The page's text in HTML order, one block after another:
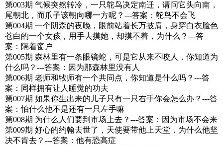
第003期 气候突然转冷，一只鸵鸟决定南迁，请问它头向南，
尾朝北，而爪子该朝向哪一方呢？---答案：鸵鸟不会飞
第004期 一个阴森的夜晚，眼前站着长万披肩，身穿白衣脸色
苍白的一个女孩，用手去摸她，却摸不着，为什么？---答
案：隔着窗户
第005期 森林里有一条眼镜蛇，可是它从来不咬人，你知道为
什么吗？---答案：因为那森林里没有人
第006期 老师和牧师有一个共同点，你知道是什么吗？---答
案：同样拥有让人睡觉的功夫
第007期 如果你生出来的儿子只有一只右手你会怎么办？---答
案：怕什么他不是还有一只左手嘛
第008期 为什么人们要到市场上去？---答案：因为市场不会来
第009期 好心的约翰去世了，天使要带他上天堂，为什么他坚
决不肯去？---答案：他有恐高症